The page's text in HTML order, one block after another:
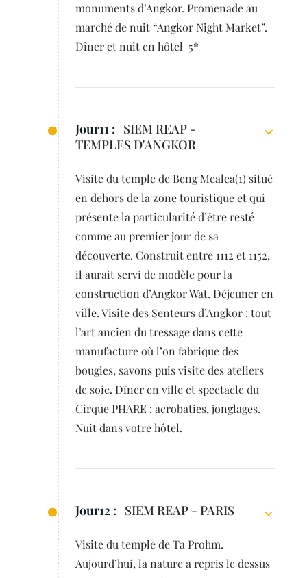
monuments d’Angkor. Promenade au
marché de nuit “Angkor Night Market”.
Dîner et nuit en hôtel 5*
Jour11 : SIEM REAP -
TEMPLES D'ANGKOR
Visite du temple de Beng Mealea(1) situé
en dehors de la zone touristique et qui
présente la particularité d’être resté
comme au premier jour de sa
découverte. Construit entre 1112 et 1152,
il aurait servi de modèle pour la
construction d’Angkor Wat. Déjeuner en
ville. Visite des Senteurs d’Angkor : tout
l’art ancien du tressage dans cette
manufacture où l’on fabrique des
bougies, savons puis visite des ateliers
de soie. Dîner en ville et spectacle du
Cirque PHARE : acrobaties, jonglages.
Nuit dans votre hôtel.
Jour12 : SIEM REAP - PARIS
Visite du temple de Ta Prohm.
Aujourd’hui, la nature a repris le dessus